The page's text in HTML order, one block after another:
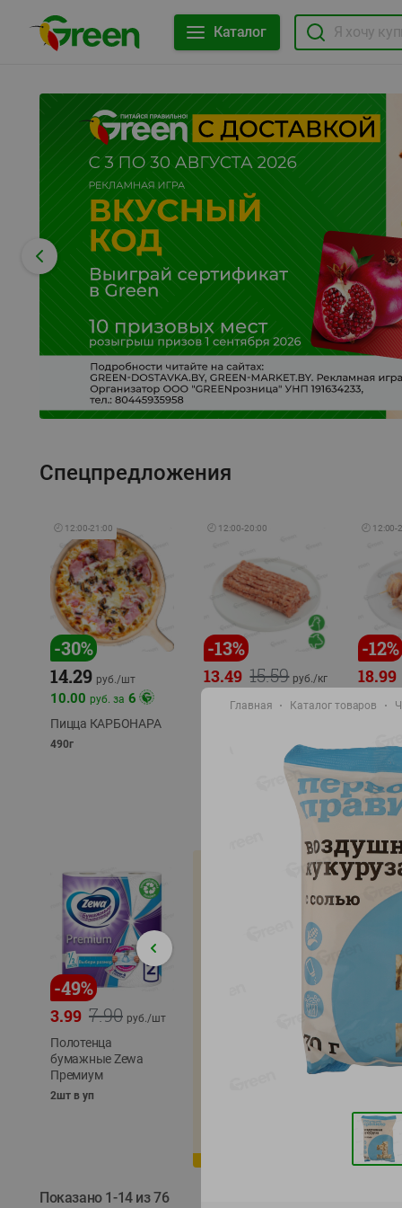
Каталог
Спецпредложения
🕘 12:00-21:00
-30%
14.29 руб./шт
10.00 руб. за 6
Пицца КАРБОНАРА
490г
🕘 12:00-20:00
-13%
15.59
13.49 руб./кг
Фарш Купеческий
фасовка: 0,5-0,7 кг
🕘 12:00-
-12%
18.99
-49%
7.90
3.99 руб./шт
Полотенца
бумажные Zewa
Премиум
2шт в уп
шт
%
сельди
120г
Показано 1-14 из 76
Главная Каталог товаров